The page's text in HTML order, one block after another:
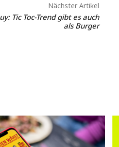
Nächster Artikel
Tic Toc-Trend gibt es auch
als Burger